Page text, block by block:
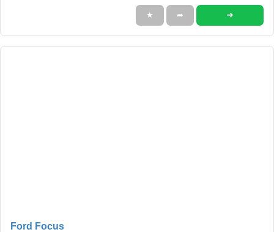
★ ➦ ➜
Ford Focus